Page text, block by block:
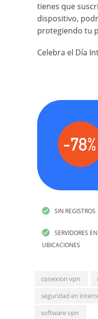
tienes que
dispositivo,
protegiendo tu
Celebra el Día
SIN REGISTROS
SERVIDORES
UBICACIONES
conexion vpn
seguridad en
software vpn